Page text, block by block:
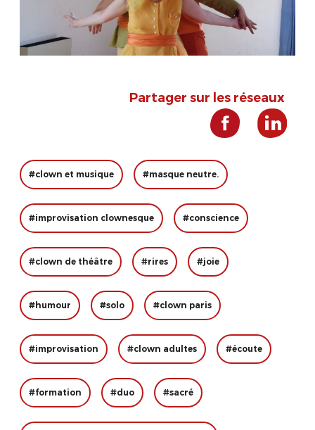
Partager sur les réseaux
#clown et musique #masque neutre.
#improvisation clownesque #conscience
#clown de théâtre #rires #joie
#humour #solo #clown paris
#improvisation #clown adultes #écoute
#formation #duo #sacré